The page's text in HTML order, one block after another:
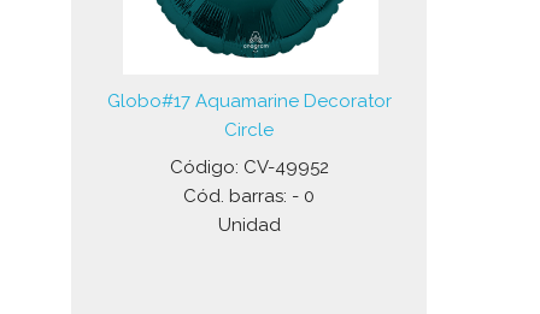
Globo#17 Aquamarine Decorator
Circle
Código: CV-49952
Cód. barras: - 0
Unidad